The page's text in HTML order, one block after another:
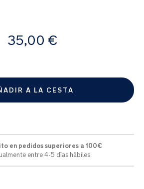
A
partir
35,00 €
A LA CESTA
en pedidos superiores a 100€
entre 4-5 días hábiles